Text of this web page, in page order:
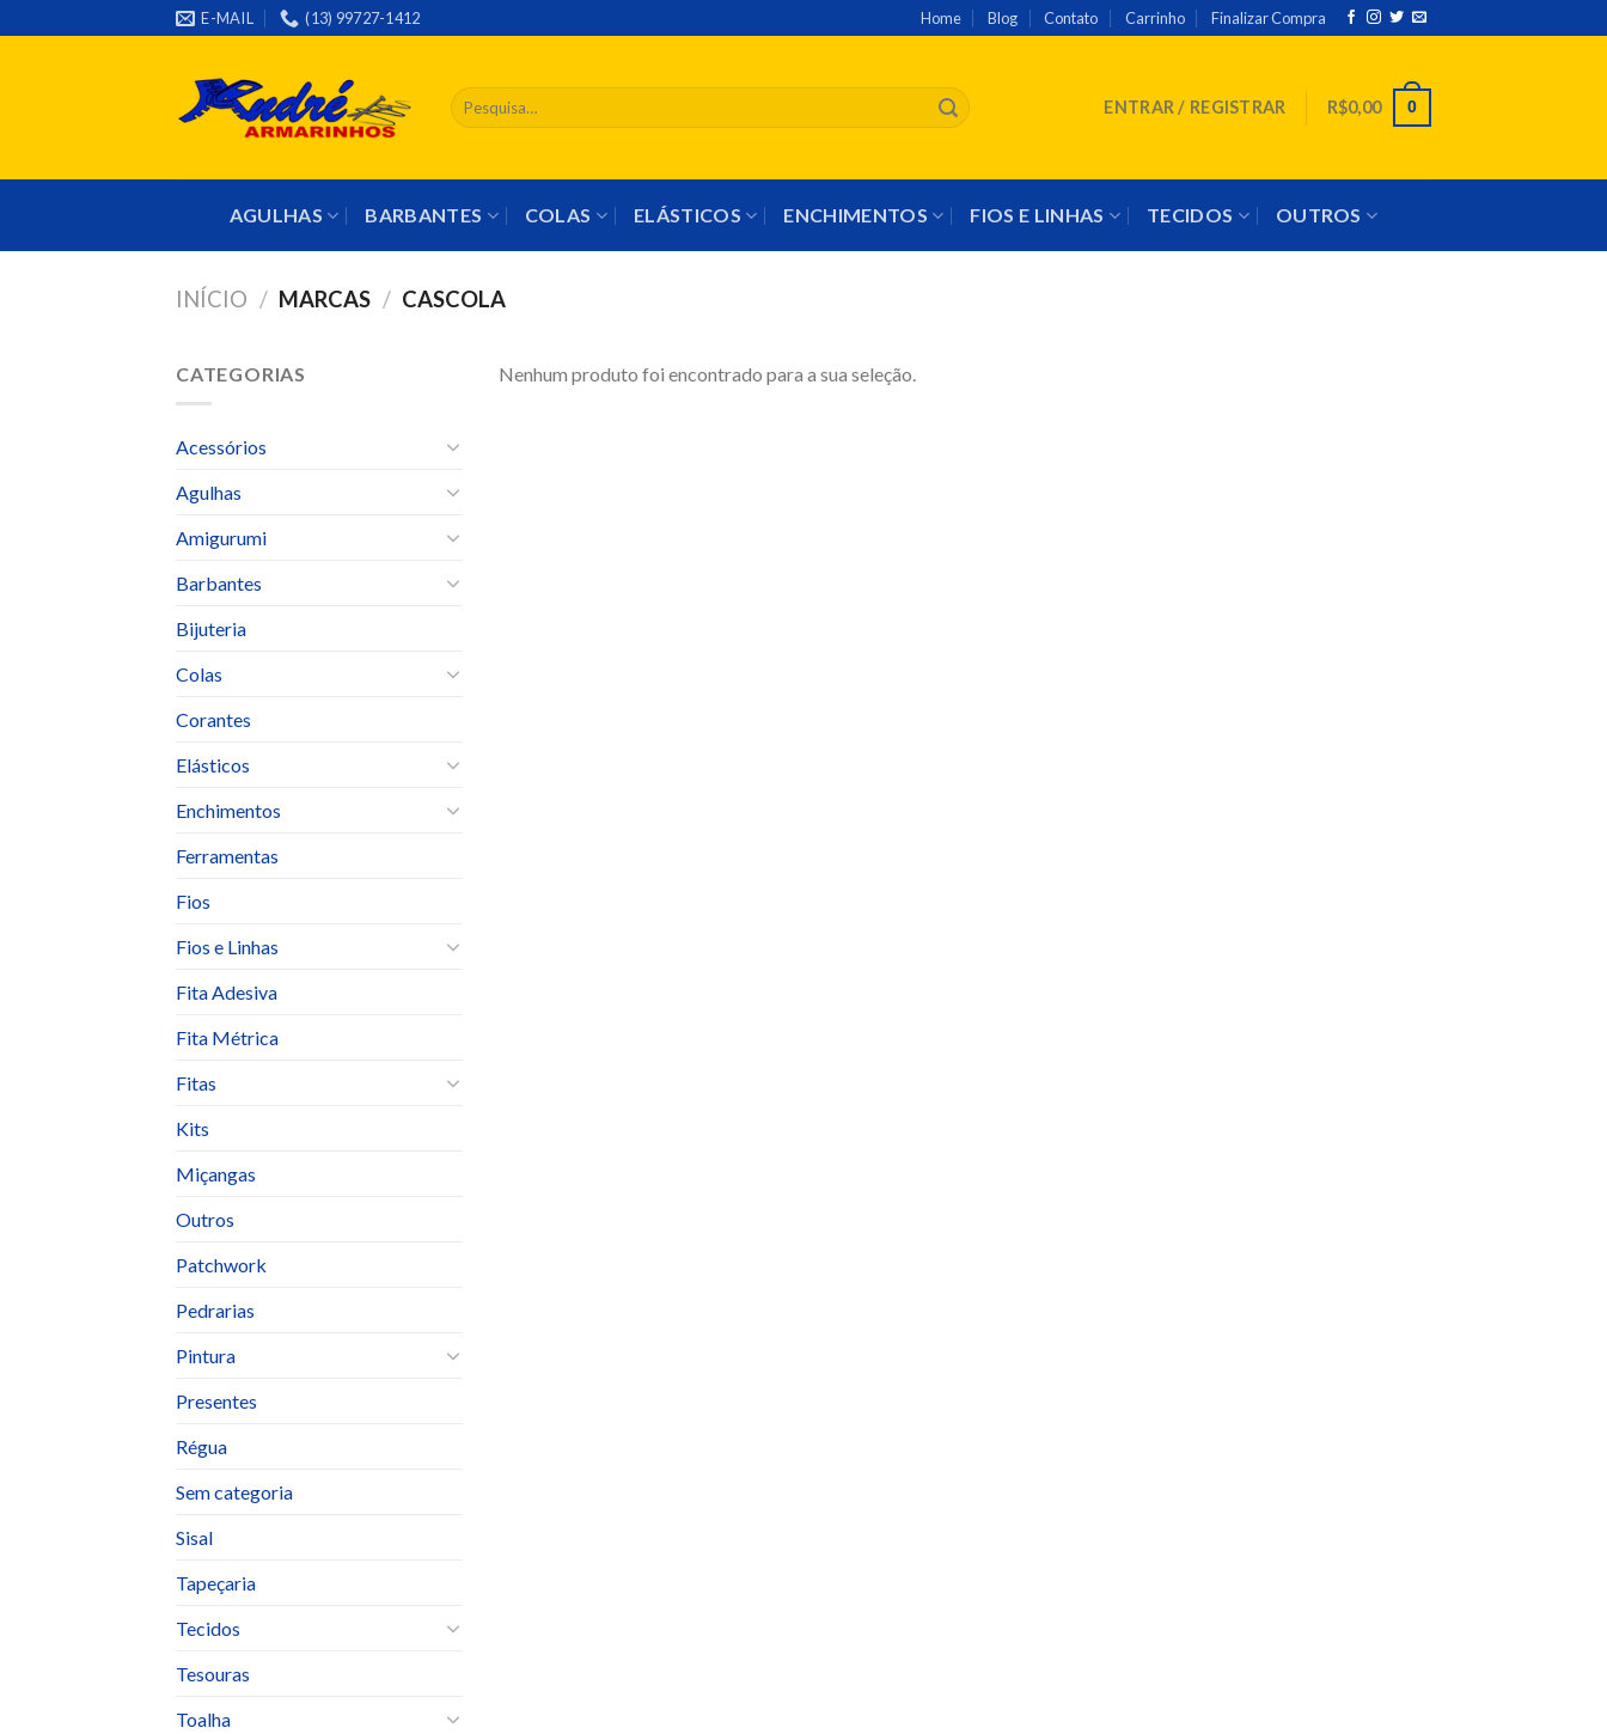
E-MAIL (13) 99727-1412 Home Blog Contato Carrinho Finalizar Compra
Pesquisar
por:
ENTRAR / REGISTRAR R$0,00 0
AGULHAS BARBANTES COLAS ELÁSTICOS ENCHIMENTOS FIOS E LINHAS TECIDOS OUTROS
INÍCIO / MARCAS / CASCOLA
CATEGORIAS
Acessórios
Agulhas
Amigurumi
Barbantes
Bijuteria
Colas
Corantes
Elásticos
Enchimentos
Ferramentas
Fios
Fios e Linhas
Fita Adesiva
Fita Métrica
Fitas
Kits
Miçangas
Outros
Patchwork
Pedrarias
Pintura
Presentes
Régua
Sem categoria
Sisal
Tapeçaria
Tecidos
Tesouras
Toalha
Nenhum produto foi encontrado para a sua seleção.